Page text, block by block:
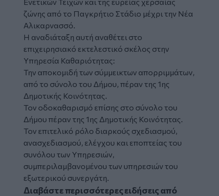
ζώνης από το Παγκρήτιο Στάδιο μέχρι την Νέα
Αλικαρνασσό.
Η αναδιάταξη αυτή αναθέτει στο
επιχειρησιακό εκτελεστικό σκέλος στην
Υπηρεσία Καθαριότητας:
Την αποκομιδή των σύμμεικτων απορριμμάτων,
από το σύνολο του Δήμου, πέραν της 1ης
Δημοτικής Κοινότητας.
Τον οδοκαθαρισμό επίσης στο σύνολο του
Δήμου πέραν της 1ης Δημοτικής Κοινότητας.
Τον επιτελικό ρόλο διαρκούς σχεδιασμού,
ανασχεδιασμού, ελέγχου και εποπτείας του
συνόλου των Υπηρεσιών,
συμπεριλαμβανομένου των υπηρεσιών του
εξωτερικού συνεργάτη.
Διαβάστε περισσότερες ειδήσεις από